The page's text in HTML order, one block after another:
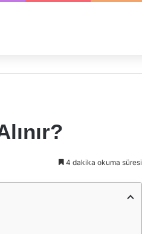
4 dakika okuma süresi